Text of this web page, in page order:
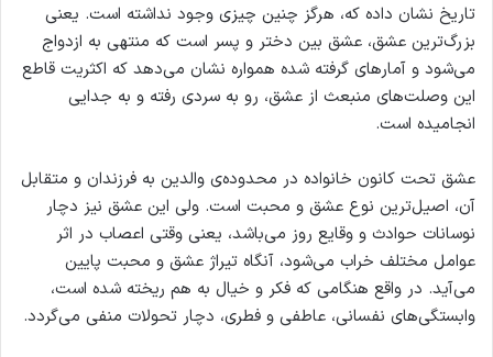
تاریخ نشان داده که، هرگز چنین چیزی وجود نداشته است. یعنی
بزرگ‌ترین عشق، عشق بین دختر و پسر است که منتهی به ازدواج
می‌شود و آمارهای گرفته شده همواره نشان می‌دهد که اکثریت قاطع
این وصلت‌های منبعث از عشق، رو به سردی رفته و به جدایی
انجامیده است.
عشق تحت کانون خانواده در محدوده‌ی والدین به فرزندان و متقابل
آن، اصیل‌ترین نوع عشق و محبت است. ولی این عشق نیز دچار
نوسانات حوادث و وقایع روز می‌باشد، یعنی وقتی اعصاب در اثر
عوامل مختلف خراب می‌شود، آنگاه تیراژ عشق و محبت پایین
می‌آید. در واقع هنگامی که فکر و خیال به هم ریخته شده است،
وابستگی‌های نفسانی، عاطفی و فطری، دچار تحولات منفی می‌گردد.